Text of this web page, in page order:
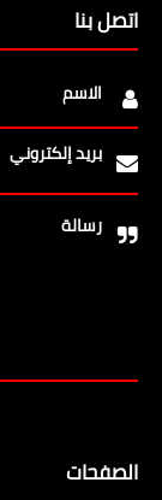
اتصل بنا
الاسم
بريد إلكتروني
رسالة
الصفحات